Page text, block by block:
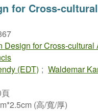
for Cross-
Design for Cross-cultural
(EDT) ; Waldemar
(高/寬/厚)